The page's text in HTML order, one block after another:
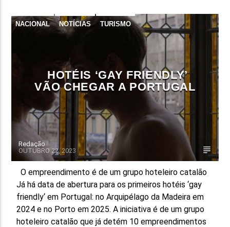
ON FM
NACIONAL NOTÍCIAS TURISMO
HOTÉIS ‘GAY FRIENDLY’
VÃO CHEGAR A PORTUGAL
Redação
OUTUBRO 22, 2023
O empreendimento é de um grupo hoteleiro catalão
Já há data de abertura para os primeiros hotéis ‘gay
friendly‘ em Portugal: no Arquipélago da Madeira em
2024 e no Porto em 2025. A iniciativa é de um grupo
hoteleiro catalão que já detém 10 empreendimentos